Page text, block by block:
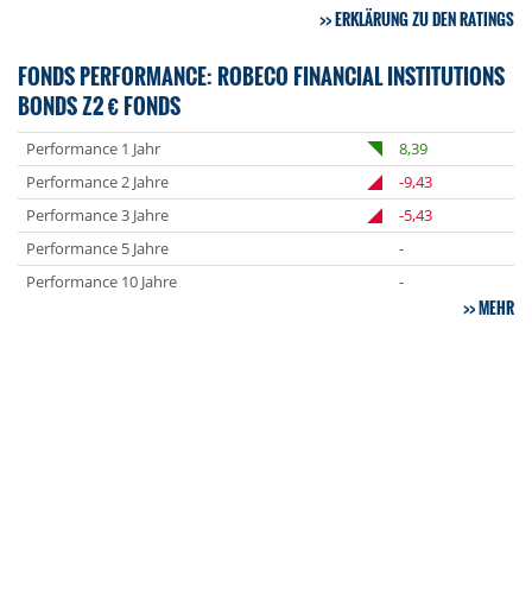
ERKLÄRUNG ZU DEN RATINGS
FONDS PERFORMANCE: ROBECO FINANCIAL INSTITUTIONS
BONDS Z2 € FONDS
Performance 1 Jahr
8,39
Performance 2 Jahre
-9,43
Performance 3 Jahre
-5,43
Performance 5 Jahre
-
Performance 10 Jahre
-
MEHR